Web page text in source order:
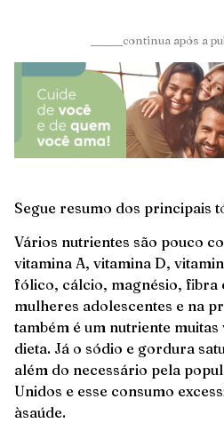
______continua após a
Segue resumo dos principais
Vários nutrientes são pouco
vitamina A, vitamina D,
fólico, cálcio, magnésio, fibra
mulheres adolescentes e na
também é um nutriente muitas
dieta. Já o sódio e gordura
além do necessário pela
Unidos e esse consumo
àsaúde.